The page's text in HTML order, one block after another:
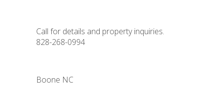
Call for details and property inquiries.
828-268-0994
Boone NC